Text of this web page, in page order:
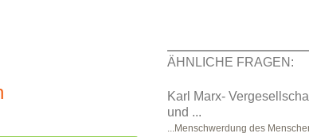
ÄHNLICHE FRAGEN:
Karl Marx-
und ...
...Menschwerdung des